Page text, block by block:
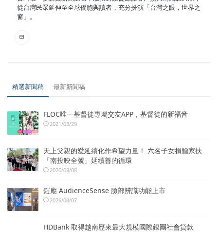
從台灣民眾延伸至全球僑胞與讀者，充分扮演「台灣之眼，世界之
窗」。
精選新聞稿 最新新聞稿
FLOC唯一基督徒專屬交友APP，基督徒的新福音
2021/03/29
天上父親的愛延續化作希望力量！ 六名子女捐贈家扶
「南投映全號」延續善的循環
2026/08/08
鎧應 AudienceSense 臉部辨識功能上市
2026/08/07
HDBank 取得越南歷來最大規模國際銀團社會貸款